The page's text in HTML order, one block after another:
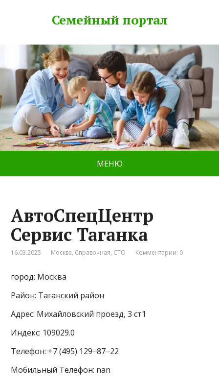
Семейный портал
МЕНЮ
АвтоСпецЦентр
Сервис Таганка
16.03.2025 Москва, Справочная, СТО Комментарии: 0
город: Москва
Район: Таганский район
Адрес: Михайловский проезд, 3 ст1
Индекс: 109029.0
Телефон: +7 (495) 129‒87‒22
Мобильный Телефон: nan